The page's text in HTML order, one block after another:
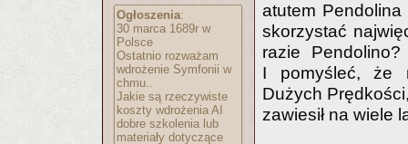
Ogłoszenia:
30 marca 1689r w
Polsce
Ostatnio rozważam
wdrożenie Symfonii w
chmu..
Jakie są rzeczywiste
koszty wdrożenia AI
dobre szkolenia lub
materiały dotyczące
atutem
skorzystać
razie
I pomyśleć, że
Dużych
zawiesił na wiele